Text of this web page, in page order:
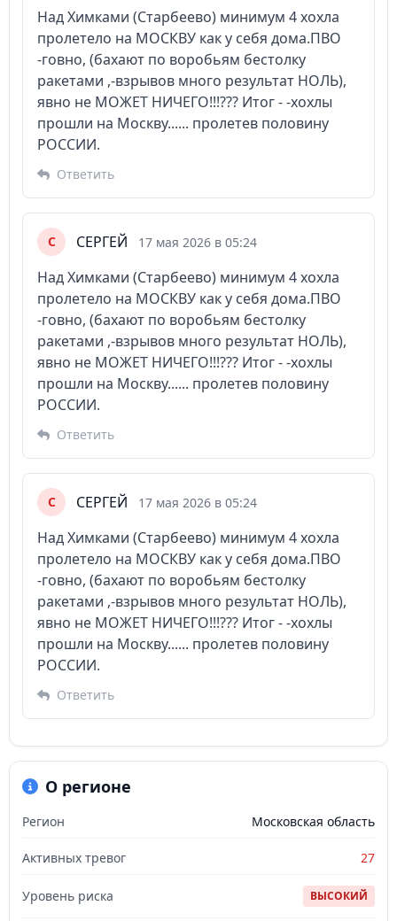
Над Химками (Старбеево) минимум 4 хохла
пролетело на МОСКВУ как у себя дома.ПВО
-говно, (бахают по воробьям бестолку
ракетами ,-взрывов много результат НОЛЬ),
явно не МОЖЕТ НИЧЕГО!!!??? Итог - -хохлы
прошли на Москву...... пролетев половину
РОССИИ.
Ответить
С СЕРГЕЙ 17 мая 2026 в 05:24
Над Химками (Старбеево) минимум 4 хохла
пролетело на МОСКВУ как у себя дома.ПВО
-говно, (бахают по воробьям бестолку
ракетами ,-взрывов много результат НОЛЬ),
явно не МОЖЕТ НИЧЕГО!!!??? Итог - -хохлы
прошли на Москву...... пролетев половину
РОССИИ.
Ответить
С СЕРГЕЙ 17 мая 2026 в 05:24
Над Химками (Старбеево) минимум 4 хохла
пролетело на МОСКВУ как у себя дома.ПВО
-говно, (бахают по воробьям бестолку
ракетами ,-взрывов много результат НОЛЬ),
явно не МОЖЕТ НИЧЕГО!!!??? Итог - -хохлы
прошли на Москву...... пролетев половину
РОССИИ.
Ответить
О регионе
Регион Московская область
Активных тревог 27
Уровень риска ВЫСОКИЙ